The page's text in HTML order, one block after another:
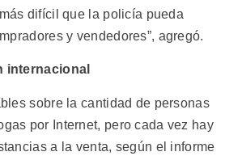
difícil que la policía pueda
y vendedores”, agregó.
internacional
sobre la cantidad de personas
por Internet, pero cada vez hay
a la venta, según el informe